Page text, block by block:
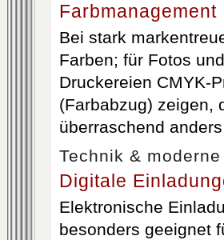
Farbmanagement
Bei stark
Farben; für Fotos
Druckereien CMYK-
(Farbabzug) zeigen,
überraschend
Technik &
Digitale
Elektronische
besonders geeignet